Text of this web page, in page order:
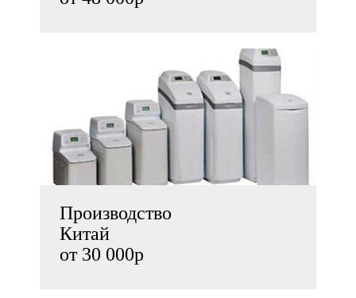
Производство
Китай
от 30 000р